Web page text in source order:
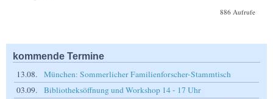
886 Aufrufe
kommende Termine
13.08.
München: Sommerlicher Familienforscher-Stammtisch
03.09.
Bibliotheksöffnung und Workshop 14 - 17 Uhr